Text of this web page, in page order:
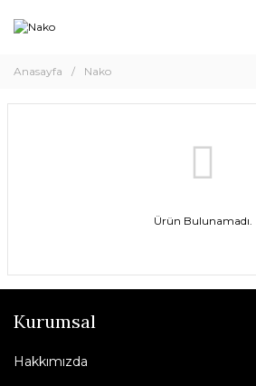
Anasayfa Nako
Ürün Bulunamadı.
Kurumsal
Hakkımızda